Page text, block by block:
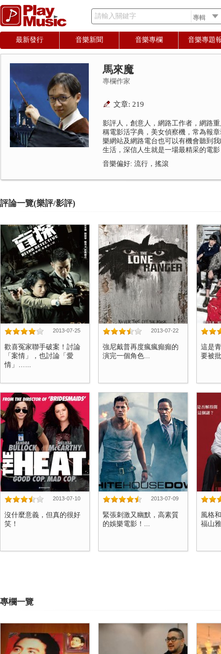
請輸入關鍵字
最新發行 音樂新聞 音樂專欄 音樂專題
馬來魔
專欄作家
文章: 219
影評人，創意人，網路工作者，網路
稱電影活字典，美女偵察機，常為報
樂網站及網路電台也可以有機會聽到
生活，深信人生就是一場最精采的電
音樂偏好: 流行，搖滾
評論一覽(樂評/影評)
2013-07-25
歡喜冤家聯手破案！討論
「案情」，也討論「愛
情」…...
2013-07-22
強尼戴普再度瘋瘋癲癲的
演完一個角色...
這是
要被
2013-07-10
沒什麼意義，但真的很好
笑！
2013-07-09
緊張刺激又幽默，高素質
的娛樂電影！...
風格
福山
專欄一覽